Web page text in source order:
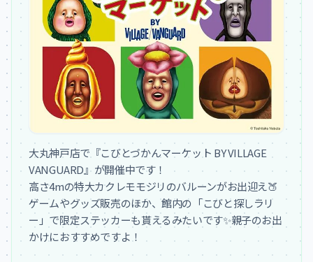
大丸神戸店で『こびとづかんマーケット BY VILLAGE
VANGUARD』が開催中です！
高さ4mの特大カクレモモジリのバルーンがお出迎え🍑
ゲームやグッズ販売のほか、館内の「こびと探しラリ
ー」で限定ステッカーも貰えるみたいです✨親子のお出
かけにおすすめですよ！